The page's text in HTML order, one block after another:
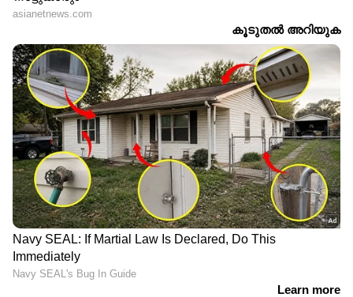
കഴിയും. താമസിയാതെ, ₹20–30K വിലയുള്ള ഒരു
അധിക സ്പെഷ്യൽ സർവീസസ് കോളം
കണ്ടാൽ അതിശയിക്കേണ്ടതില്ല" എന്നായിരുന്നു
ഒരു കുറിപ്പ്. സാധാരണയായി സെലിബ്രിറ്റികൾ
ഇത്തരം മെനു കാർഡുകൾ പോസ്റ്റ്
ചെയ്യാറുണ്ടായിരുന്നു... എന്നാൽ ഒരു സാധാരണ
പെൺകുട്ടി പോസ്റ്റ് ചെയ്തതുപോലെ ഇത്
ദർശനാത്മകമാണ്." എന്നായിരുന്നു മറ്റൊരു
കുറിപ്പ്. അതേ സമയം ഇത് പുതിയ
വേശ്യാവൃത്തിയാണോയെന്ന് ചോദിക്കുന്നവരും
കുറവല്ല.